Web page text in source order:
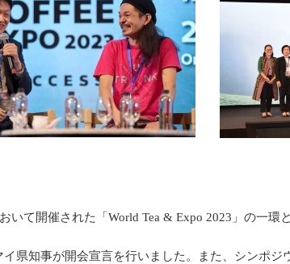
て開催された「World Tea & Expo 2023」の一
県知事が開会宣言を行いました。また、シンポ